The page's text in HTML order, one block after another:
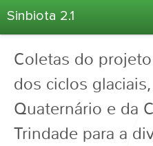
Sinbiota 2.1
Informações Ambientais
Coletas
Projetos
Unidades Depositárias
Coletas do
dos ciclos
Quaternário e da
Trindade para a